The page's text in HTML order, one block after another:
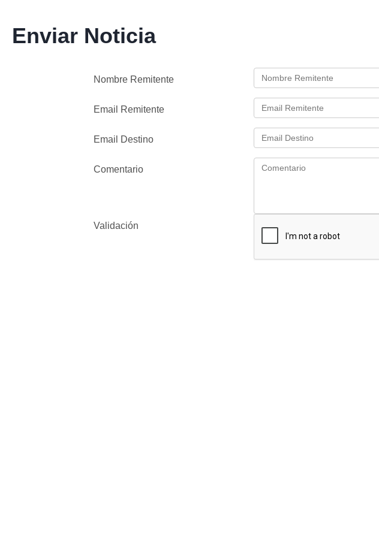
Enviar Noticia
Nombre Remitente
Email Remitente
Email Destino
Comentario
Validación